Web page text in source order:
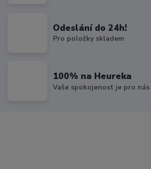
Odeslání do 24h!
Pro položky skladem
100% na Heureka
Vaše spokojenost je pro